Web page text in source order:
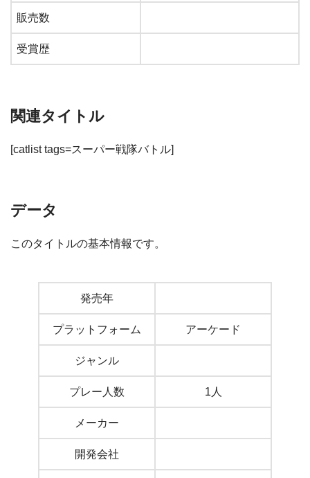
販売数
受賞歴
関連タイトル
[catlist tags=スーパー戦隊バトル]
データ
このタイトルの基本情報です。
発売年
プラットフォーム アーケード
ジャンル
プレー人数 1人
メーカー
開発会社